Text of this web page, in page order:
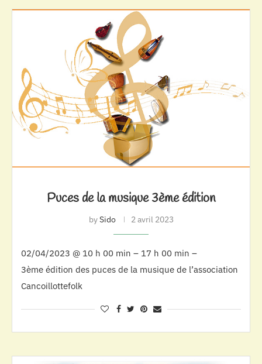
Puces de la musique 3ème édition
bySido 2 avril 2023
02/04/2023 @ 10 h 00 min – 17 h 00 min –
3ème édition des puces de la musique de l’association
Cancoillottefolk